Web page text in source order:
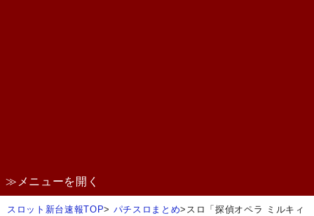
≫メニューを開く
スロット新台速報TOP> パチスロまとめ> スロ「探偵オペラ ミルキィ